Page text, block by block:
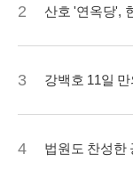
2 산호 '연옥당',
3 강백호 11일
4 법원도 찬성한